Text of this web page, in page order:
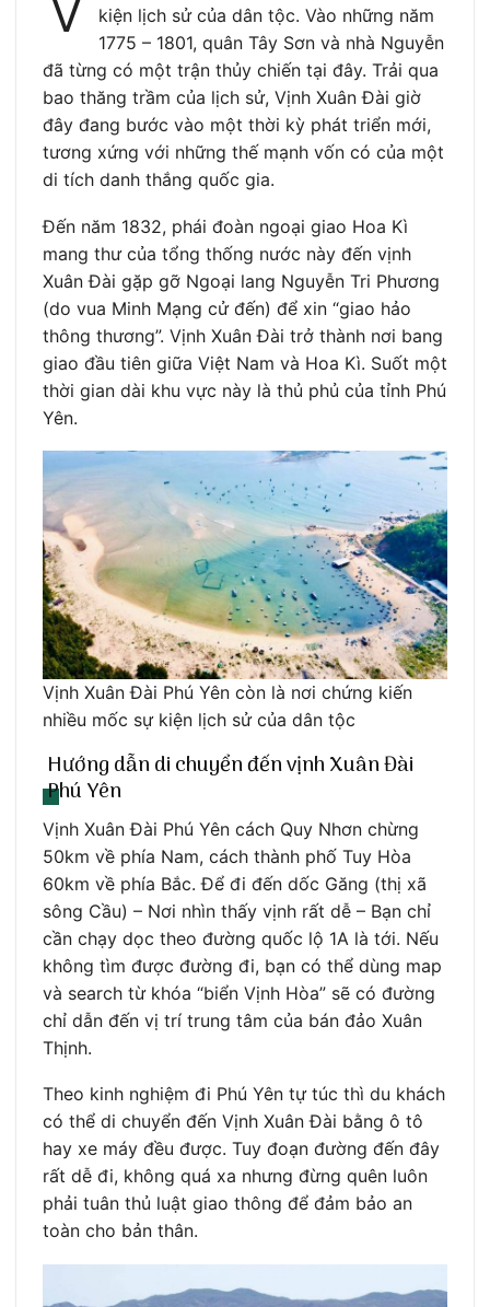
kiện lịch sử của dân tộc. Vào những năm
1775 – 1801, quân Tây Sơn và nhà Nguyễn
đã từng có một trận thủy chiến tại đây. Trải qua
bao thăng trầm của lịch sử, Vịnh Xuân Đài giờ
đây đang bước vào một thời kỳ phát triển mới,
tương xứng với những thế mạnh vốn có của một
di tích danh thắng quốc gia.
Đến năm 1832, phái đoàn ngoại giao Hoa Kì
mang thư của tổng thống nước này đến vịnh
Xuân Đài gặp gỡ Ngoại lang Nguyễn Tri Phương
(do vua Minh Mạng cử đến) để xin “giao hảo
thông thương”. Vịnh Xuân Đài trở thành nơi bang
giao đầu tiên giữa Việt Nam và Hoa Kì. Suốt một
thời gian dài khu vực này là thủ phủ của tỉnh Phú
Yên.
Vịnh Xuân Đài Phú Yên còn là nơi chứng kiến
nhiều mốc sự kiện lịch sử của dân tộc
Hướng dẫn di chuyển đến vịnh Xuân Đài
Phú Yên
Vịnh Xuân Đài Phú Yên cách Quy Nhơn chừng
50km về phía Nam, cách thành phố Tuy Hòa
60km về phía Bắc. Để đi đến dốc Găng (thị xã
sông Cầu) – Nơi nhìn thấy vịnh rất dễ – Bạn chỉ
cần chạy dọc theo đường quốc lộ 1A là tới. Nếu
không tìm được đường đi, bạn có thể dùng map
và search từ khóa “biển Vịnh Hòa” sẽ có đường
chỉ dẫn đến vị trí trung tâm của bán đảo Xuân
Thịnh.
Theo kinh nghiệm đi Phú Yên tự túc thì du khách
có thể di chuyển đến Vịnh Xuân Đài bằng ô tô
hay xe máy đều được. Tuy đoạn đường đến đây
rất dễ đi, không quá xa nhưng đừng quên luôn
phải tuân thủ luật giao thông để đảm bảo an
toàn cho bản thân.